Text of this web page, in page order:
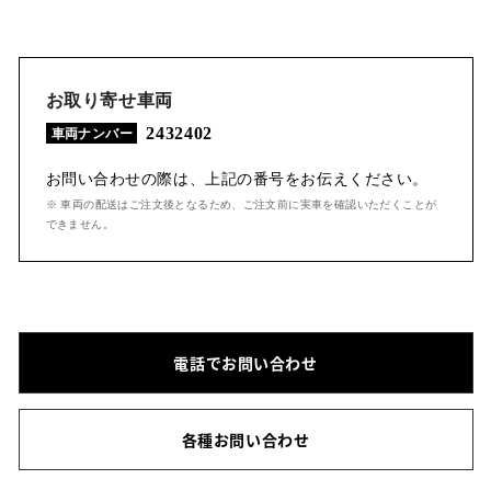
お取り寄せ車両
車両ナンバー 2432402
お問い合わせの際は、上記の番号をお伝えください。
※ 車両の配送はご注文後となるため、ご注文前に実車を確認いただくことが
できません。
電話でお問い合わせ
各種お問い合わせ